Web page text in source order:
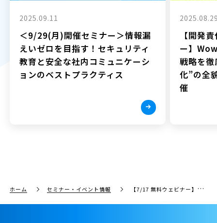
2025.09.11
＜9/29(月)開催セミナー＞情報漏
えいゼロを目指す！セキュリティ
教育と安全な社内コミュニケーシ
ョンのベストプラクティス
【開発
ー】
戦略を
化”の全
催
ホーム セミナー・イベント情報 【7/17 無料ウェビナー】afterコロナを見据えた働き方改革！クラウドRPAのBizteXとワウテックが共催セミナー開催